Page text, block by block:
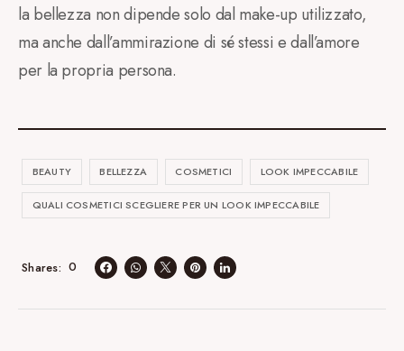
la bellezza non dipende solo dal make-up utilizzato,
ma anche dall’ammirazione di sé stessi e dall’amore
per la propria persona.
BEAUTY BELLEZZA COSMETICI LOOK IMPECCABILE
QUALI COSMETICI SCEGLIERE PER UN LOOK IMPECCABILE
0
Shares